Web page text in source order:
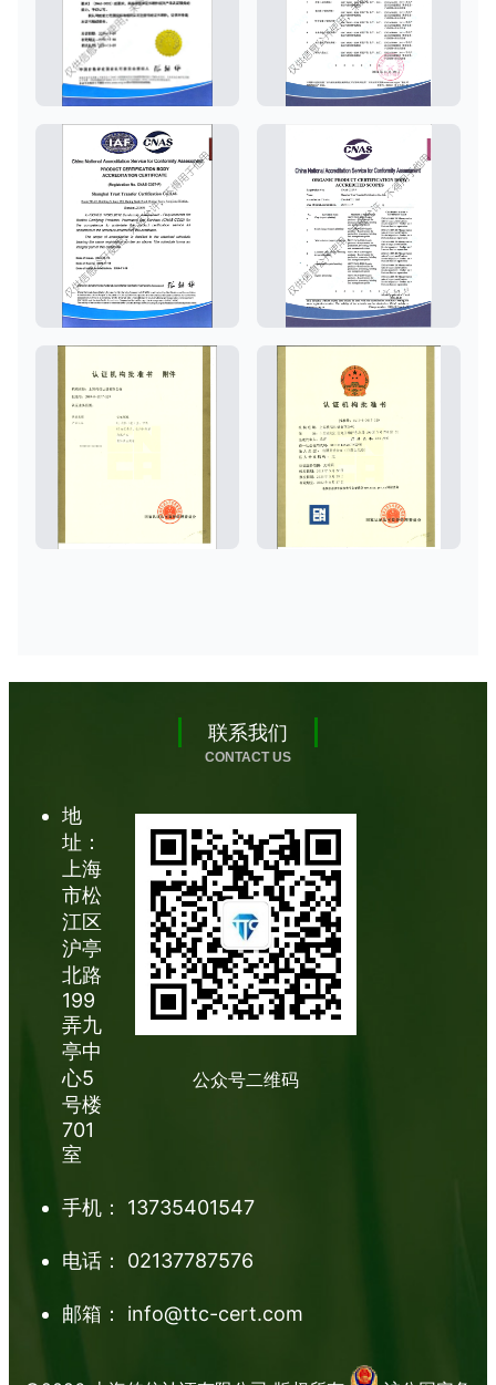
联系我们
CONTACT US
公众号二维码
地
址：
上海
市松
江区
沪亭
北路
199
弄九
亭中
心5
号楼
701
室
手机： 13735401547
电话： 02137787576
邮箱： info@ttc-cert.com